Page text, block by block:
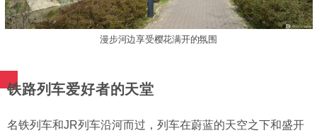
漫步河边享受樱花满开的氛围
铁路列车爱好者的天堂
名铁列车和JR列车沿河而过，列车在蔚蓝的天空之下和盛开